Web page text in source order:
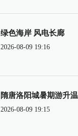
绿色海岸 风电长廊
2026-08-09 19:16
隋唐洛阳城暑期游升温
2026-08-09 19:15